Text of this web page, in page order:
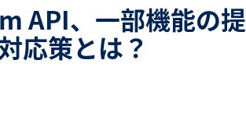
クリエイティブ
API、一部機能の
応策とは？